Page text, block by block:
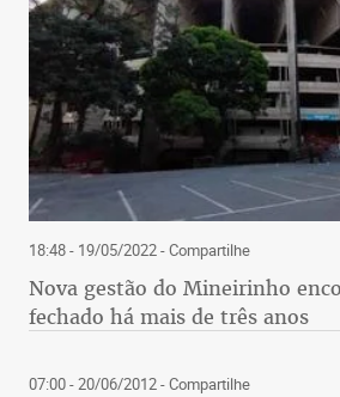
18:48 - 19/05/2022- Compartilhe
Nova gestão do Mineirinho
fechado há mais de três anos
07:00 - 20/06/2012- Compartilhe